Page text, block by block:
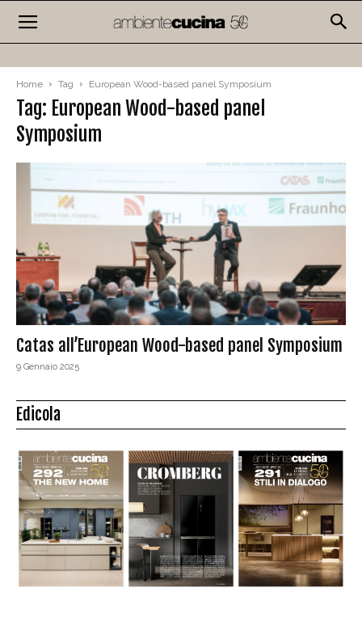
Home Tag European Wood-based panel Symposium
Tag: European Wood-based panel
Symposium
Catas all’European Wood-based panel Symposium
9 Gennaio 2025
Edicola